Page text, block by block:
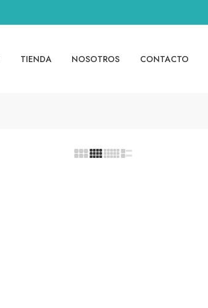
TIENDA NOSOTROS CONTACTO